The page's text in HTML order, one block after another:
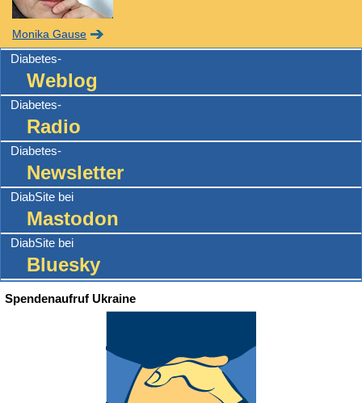
Monika Gause
Diabetes-
Weblog
Diabetes-
Radio
Diabetes-
Newsletter
DiabSite bei
Mastodon
DiabSite bei
Bluesky
Spendenaufruf Ukraine